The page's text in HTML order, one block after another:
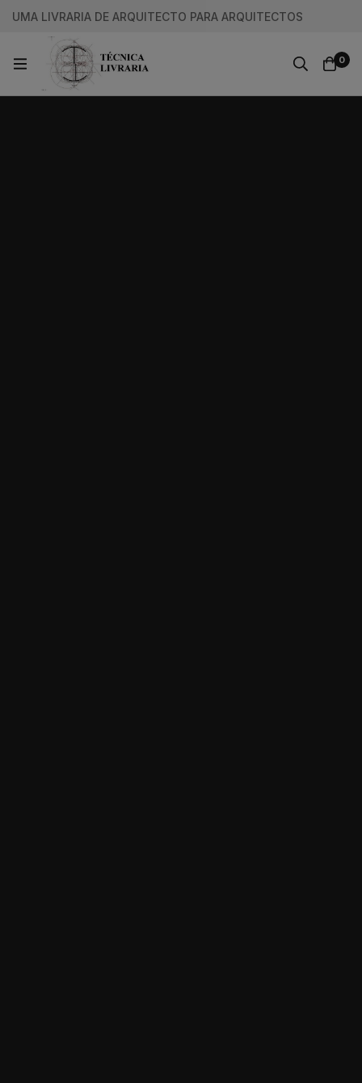
UMA LIVRARIA DE ARQUITECTO PARA ARQUITECTOS
0